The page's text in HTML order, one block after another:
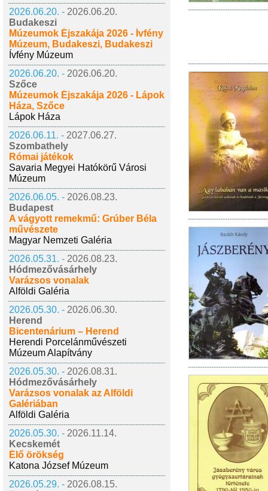
2026.06.20. - 2026.06.20.
Budakeszi
Múzeumok Éjszakája 2026 - Ívfény
Múzeum, Budakeszi, Budakeszi
Ívfény Múzeum
2026.06.20. - 2026.06.20.
Szőce
Múzeumok Éjszakája 2026 - Lápok
Háza, Szőce
Lápok Háza
2026.06.11. - 2027.06.27.
Szombathely
Római játékok
Savaria Megyei Hatókörű Városi
Múzeum
2026.06.05. - 2026.08.23.
Budapest
A vágyott remekmű: Grúber Béla
művészete
Magyar Nemzeti Galéria
2026.05.31. - 2026.08.23.
Hódmezővásárhely
Varázsos vonalak
Alföldi Galéria
2026.05.30. - 2026.06.30.
Herend
Bicentenárium – Herend
Herendi Porcelánművészeti
Múzeum Alapítvány
2026.05.30. - 2026.08.31.
Hódmezővásárhely
Varázsos vonalak az Alföldi
Galériában
Alföldi Galéria
2026.05.30. - 2026.11.14.
Kecskemét
Élő örökség
Katona József Múzeum
2026.05.29. - 2026.08.15.